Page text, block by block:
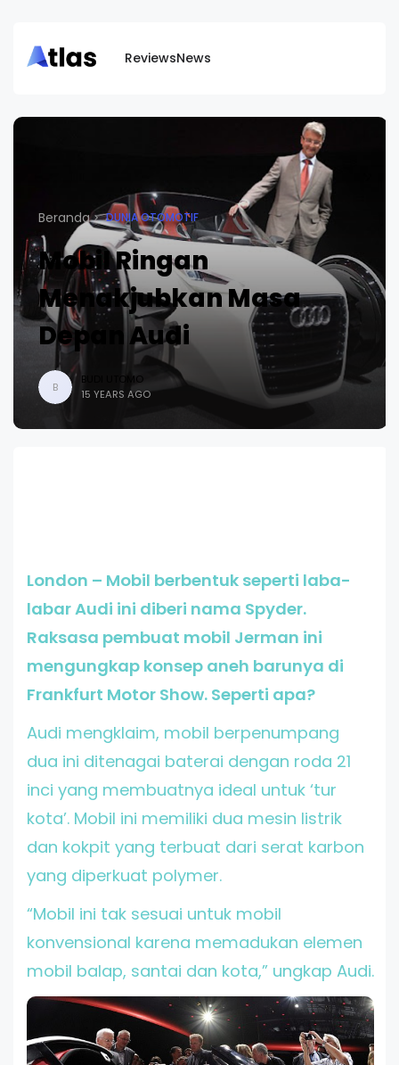
ReviewsNews
Beranda DUNIA OTOMOTIF
Mobil Ringan
Menakjubkan Masa
Depan Audi
B
BUDI UTOMO
15 YEARS AGO
London – Mobil berbentuk seperti laba-
labar Audi ini diberi nama Spyder.
Raksasa pembuat mobil Jerman ini
mengungkap konsep aneh barunya di
Frankfurt Motor Show. Seperti apa?
Audi mengklaim, mobil berpenumpang
dua ini ditenagai baterai dengan roda 21
inci yang membuatnya ideal untuk ‘tur
kota’. Mobil ini memiliki dua mesin listrik
dan kokpit yang terbuat dari serat karbon
yang diperkuat polymer.
“Mobil ini tak sesuai untuk mobil
konvensional karena memadukan elemen
mobil balap, santai dan kota,” ungkap Audi.